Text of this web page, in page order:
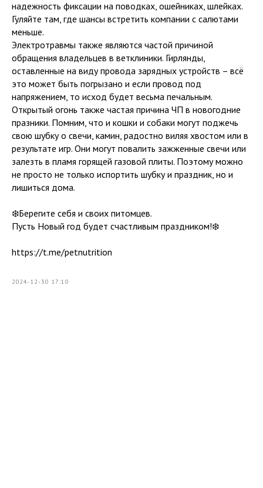
надежность фиксации на поводках, ошейниках, шлейках.
Гуляйте там, где шансы встретить компании с салютами
меньше.
Электротравмы также являются частой причиной
обращения владельцев в ветклиники. Гирлянды,
оставленные на виду провода зарядных устройств – всё
это может быть погрызано и если провод под
напряжением, то исход будет весьма печальным.
Открытый огонь также частая причина ЧП в новогодние
празники. Помним, что и кошки и собаки могут поджечь
свою шубку о свечи, камин, радостно виляя хвостом или в
результате игр. Они могут повалить зажженные свечи или
залезть в пламя горящей газовой плиты. Поэтому можно
не просто не только испортить шубку и праздник, но и
лишиться дома.
❄️Берегите себя и своих питомцев.
Пусть Новый год будет счастливым праздником!❄️
https://t.me/petnutrition
2024-12-30 17:10